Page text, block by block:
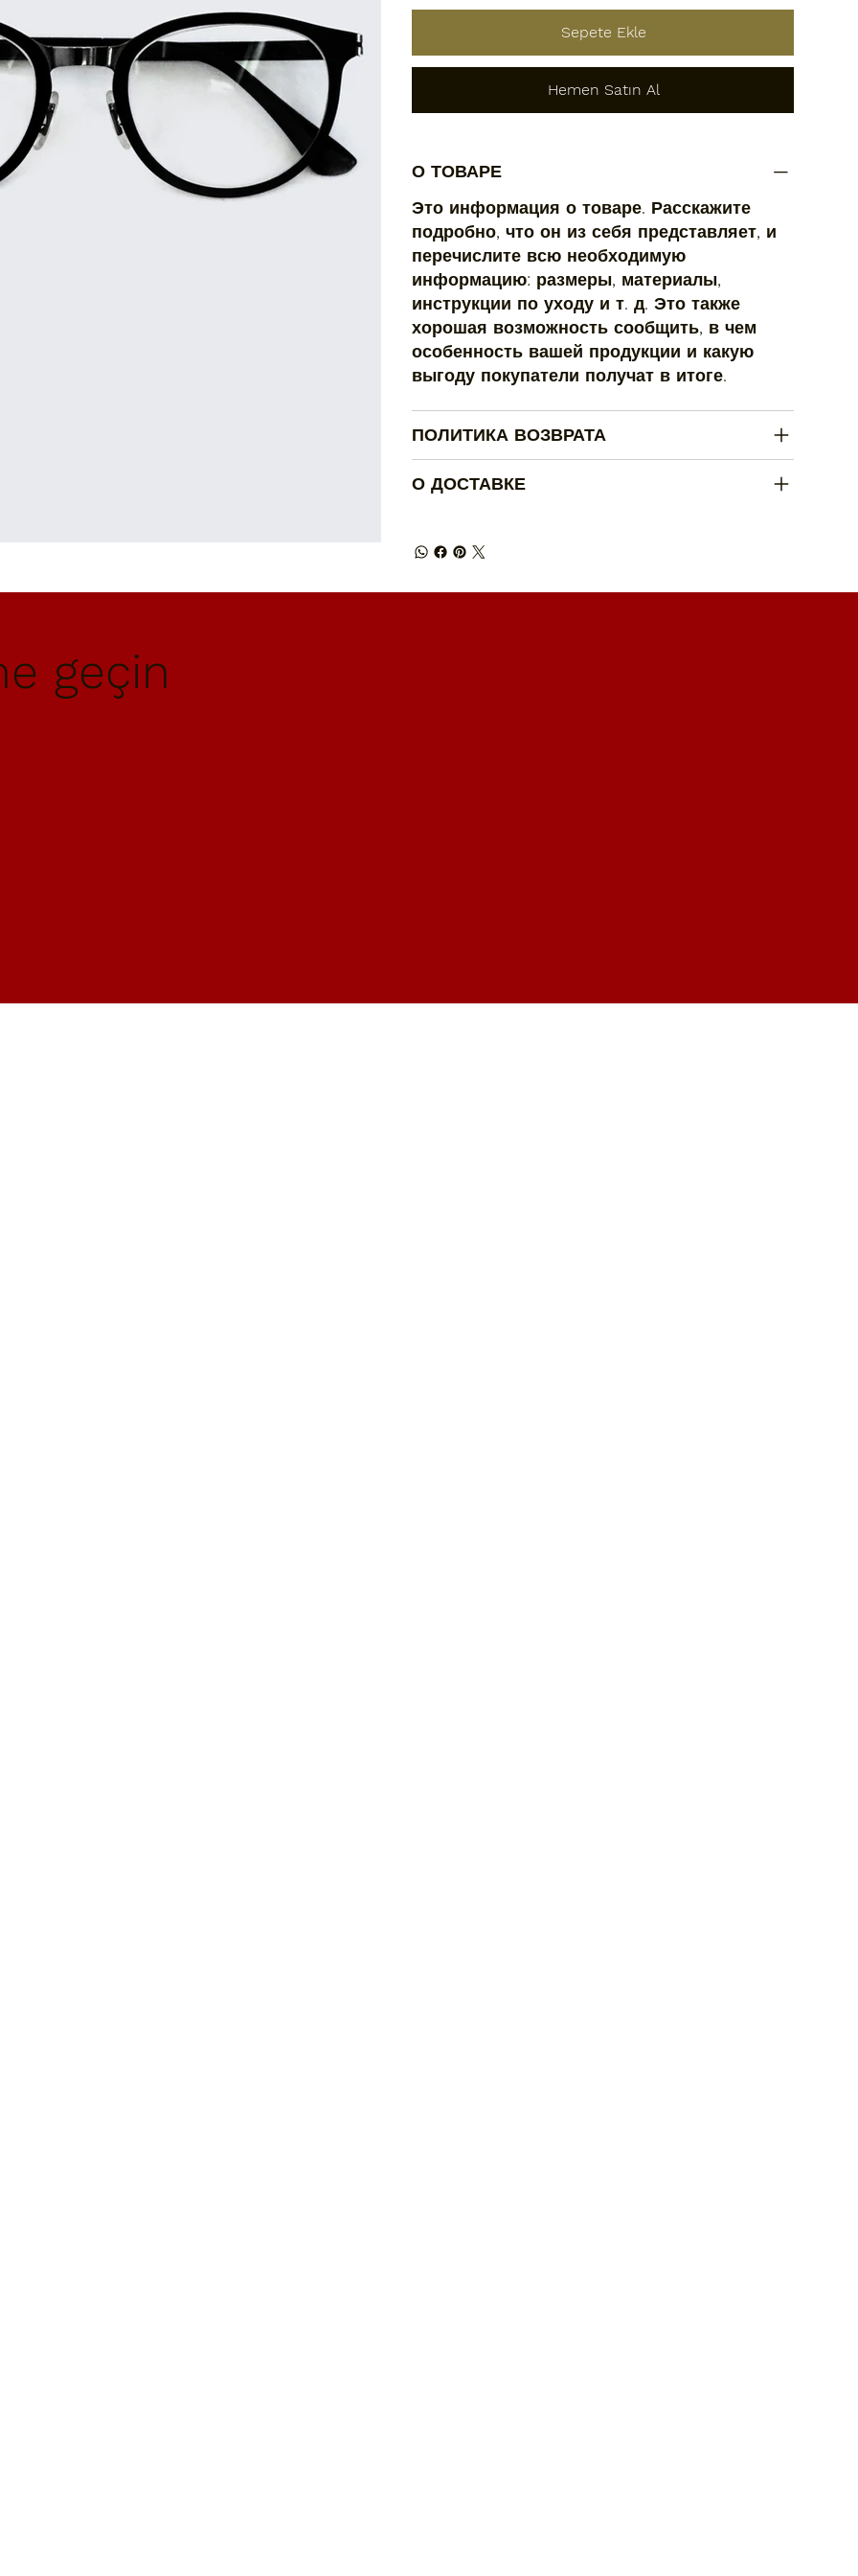
Sepete Ekle
Hemen Satın Al
О ТОВАРЕ
Это информация о товаре. Расскажите
подробно, что он из себя представляет, и
перечислите всю необходимую
информацию: размеры, материалы,
инструкции по уходу и т. д. Это также
хорошая возможность сообщить, в чем
особенность вашей продукции и какую
выгоду покупатели получат в итоге.
ПОЛИТИКА ВОЗВРАТА
О ДОСТАВКЕ
geçin